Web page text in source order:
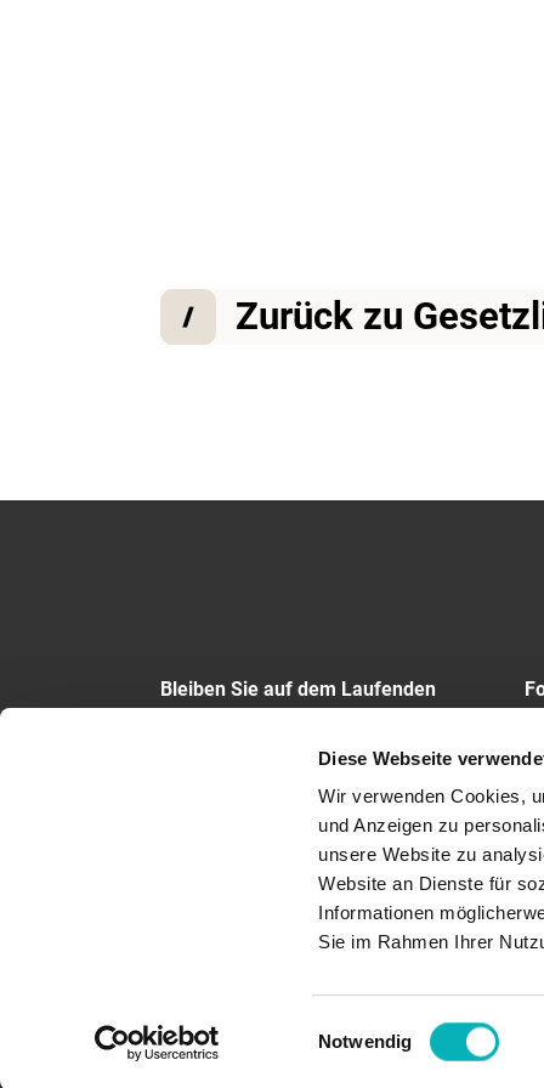
Diese Webseite
Wir verwenden Cookies,
und Anzeigen zu
unsere Website zu
Website an Dienste für
Informationen
Sie im Rahmen Ihrer
Einwilligungsauswahl
Notwendig
Zurück zu
Bleiben Sie auf dem Laufenden
ZUM NEWSLETTER
Datenschutz